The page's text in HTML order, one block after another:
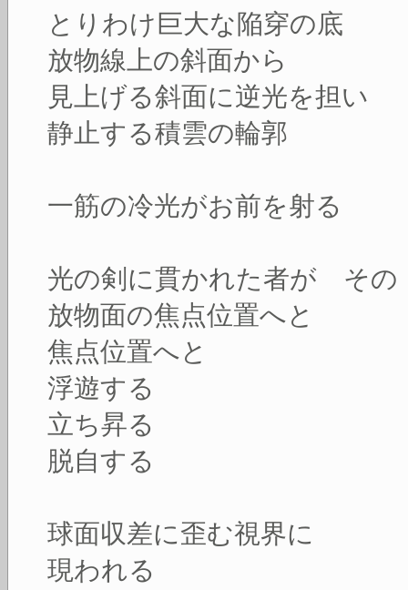
とりわけ巨大な陥穿の底
放物線上の斜面から
見上げる斜面に逆光を担い
静止する積雲の輪郭
一筋の冷光がお前を射る
光の剣に貫かれた者が その
放物面の焦点位置へと
焦点位置へと
浮遊する
立ち昇る
脱自する
球面収差に歪む視界に
現われる